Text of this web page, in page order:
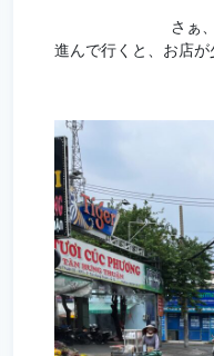
さぁ
進んで行くと、お店が